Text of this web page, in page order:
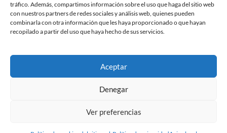
tráfico. Además, compartimos información sobre el uso que haga del sitio web
con nuestros partners de redes sociales y análisis web, quienes pueden
combinarla con otra información que les haya proporcionado o que hayan
recopilado a partir del uso que haya hecho de sus servicios.
Aceptar
Denegar
Ver preferencias